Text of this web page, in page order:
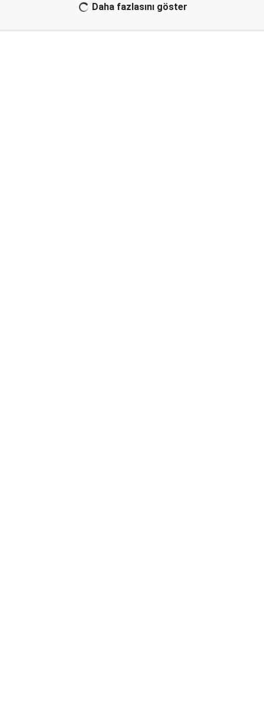
Daha fazlasını göster